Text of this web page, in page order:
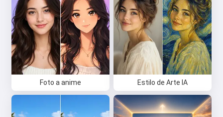
Foto a anime Estilo de Arte IA